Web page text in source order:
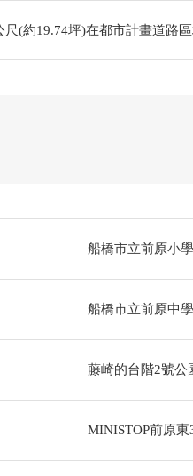
尺(約19.74坪)在都市計畫道路
船橋市立前原小學
船橋市立前原中學
藤崎的台階2號公
MINISTOP前原